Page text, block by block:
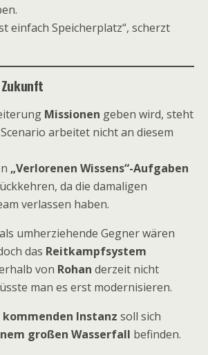
einfach Speicherplatz“, scherzt
Missionen geben wird, steht
arbeitet nicht an diesem
„Verlorenen Wissens“-Aufgaben
da die damaligen
verlassen haben.
als umherziehende Gegner wären
das Reitkampfsystem
von Rohan derzeit nicht
man es erst modernisieren.
kommenden Instanz soll sich
großen Wasserfall befinden.